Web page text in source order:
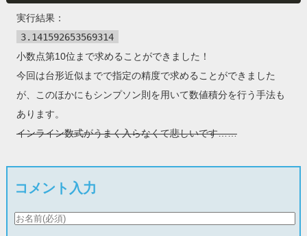
実行結果：
3.141592653569314
小数点第10位まで求めることができました！
今回は台形近似までで指定の精度で求めることができました
が、このほかにもシンプソン則を用いて数値積分を行う手法も
あります。
インライン数式がうまく入らなくて悲しいです……
コメント入力